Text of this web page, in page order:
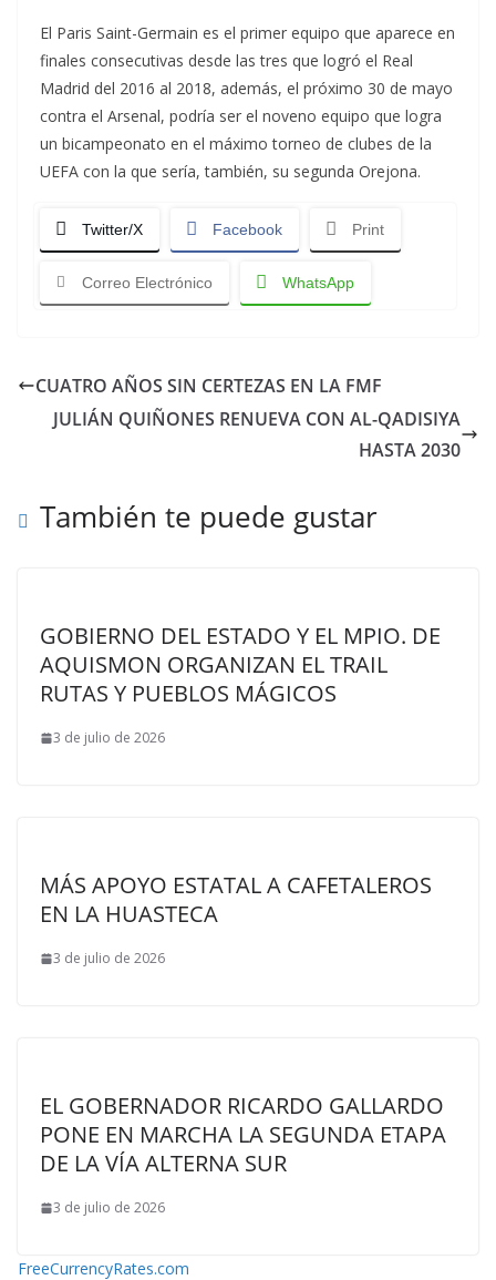
El Paris Saint-Germain es el primer equipo que aparece en
finales consecutivas desde las tres que logró el Real
Madrid del 2016 al 2018, además, el próximo 30 de mayo
contra el Arsenal, podría ser el noveno equipo que logra
un bicampeonato en el máximo torneo de clubes de la
UEFA con la que sería, también, su segunda Orejona.
Twitter/X Facebook Print
Correo Electrónico WhatsApp
CUATRO AÑOS SIN CERTEZAS EN LA FMF
JULIÁN QUIÑONES RENUEVA CON AL-QADISIYA
HASTA 2030
También te puede gustar
GOBIERNO DEL ESTADO Y EL MPIO. DE
AQUISMON ORGANIZAN EL TRAIL
RUTAS Y PUEBLOS MÁGICOS
3 de julio de 2026
MÁS APOYO ESTATAL A CAFETALEROS
EN LA HUASTECA
3 de julio de 2026
EL GOBERNADOR RICARDO GALLARDO
PONE EN MARCHA LA SEGUNDA ETAPA
DE LA VÍA ALTERNA SUR
3 de julio de 2026
FreeCurrencyRates.com